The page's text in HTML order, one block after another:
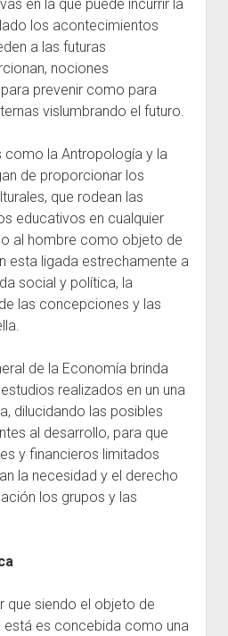
en la que puede incurrir la
los acontecimientos
a las futuras
nociones
prevenir como para
vislumbrando el futuro.
como la Antropología y la
de proporcionar los
que rodean las
educativos en cualquier
al hombre como objeto de
esta ligada estrechamente a
social y política, la
las concepciones y las
de la Economía brinda
realizados en un una
dilucidando las posibles
al desarrollo, para que
y financieros limitados
la necesidad y el derecho
los grupos y las
que siendo el objeto de
está es concebida como una